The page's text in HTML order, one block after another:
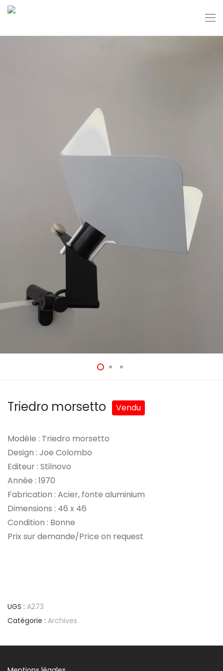
Triedro morsetto
Modèle : Triedro morsetto
Design : Joe Colombo
Editeur : Stilnovo
Année : 1970
Fabrication : Acier, fonte aluminium
Dimensions : 46 x 46
Condition : Bonne
Prix sur demande/Price on request
UGS : A273
Catégorie : Archives